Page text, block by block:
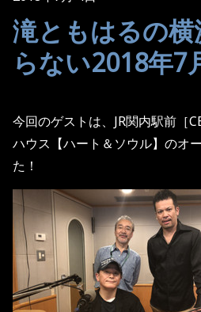
滝ともはるの
らない2018年7
今回のゲストは、JR関内駅前［
ハウス【ハート＆ソウル】のオ
た！